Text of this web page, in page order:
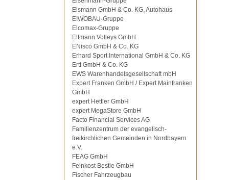
Eismann GmbH & Co. KG, Autohaus
EIWOBAU-Gruppe
Elcomax-Gruppe
Eltmann Volleys GmbH
ENisco GmbH & Co. KG
Erhard Sport International GmbH & Co. KG
Ertl GmbH & Co. KG
EWS Warenhandelsgesellschaft mbH
Expert Franken GmbH / Expert Mainfranken
GmbH
expert Hettler GmbH
expert MegaStore GmbH
Facto Financial Services AG
Familienzentrum der evangelisch-
freikirchlichen Gemeinden in Nordbayern
e.V.
FEAG GmbH
Feinkost Bestle GmbH
Fischer Fahrzeugbau